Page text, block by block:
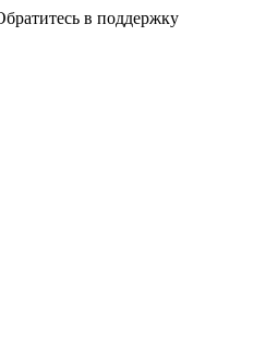
в поддержку